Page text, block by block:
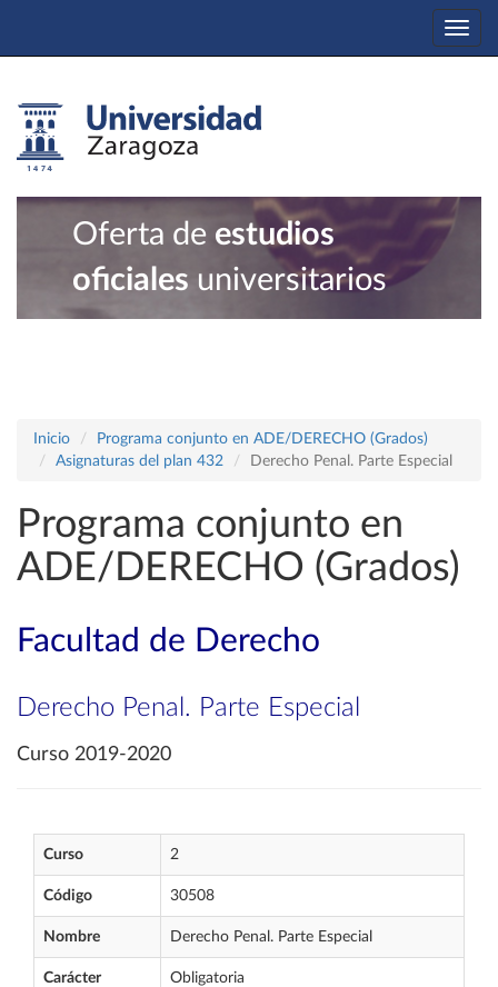
Oferta de estudios
oficiales universitarios
Inicio
Programa conjunto en ADE/DERECHO (Grados)
Asignaturas del plan 432
Derecho Penal. Parte Especial
Programa conjunto en
ADE/DERECHO (Grados)
Facultad de Derecho
Derecho Penal. Parte Especial
Curso 2019-2020
Curso 2
Código 30508
Nombre Derecho Penal. Parte Especial
Carácter Obligatoria